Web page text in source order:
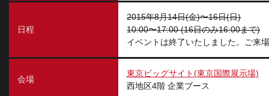
日程
2015年8月14日(金)〜16日(日)
10:00〜17:00 (16日のみ16:00まで)
イベントは終了いたしました。ご来
会場
東京ビッグサイト(東京国際展示場)
西地区4階 企業ブース